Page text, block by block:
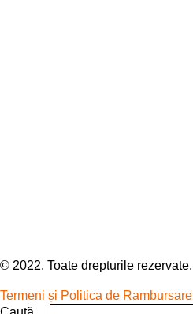
© 2022. Toate drepturile rezervate.
Termeni și Politica de Rambursare